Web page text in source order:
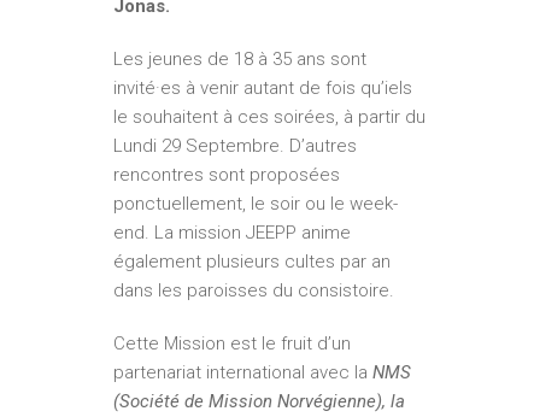
Jonas.
Les jeunes de 18 à 35 ans sont
invité·es à venir autant de fois qu’iels
le souhaitent à ces soirées, à partir du
Lundi 29 Septembre. D’autres
rencontres sont proposées
ponctuellement, le soir ou le week-
end. La mission JEEPP anime
également plusieurs cultes par an
dans les paroisses du consistoire.
Cette Mission est le fruit d’un
partenariat international avec la NMS
(Société de Mission Norvégienne), la